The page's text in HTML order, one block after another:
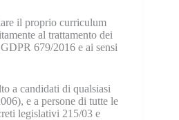
il proprio curriculum
al trattamento dei
679/2016 e ai sensi
a candidati di qualsiasi
e a persone di tutte le
legislativi 215/03 e